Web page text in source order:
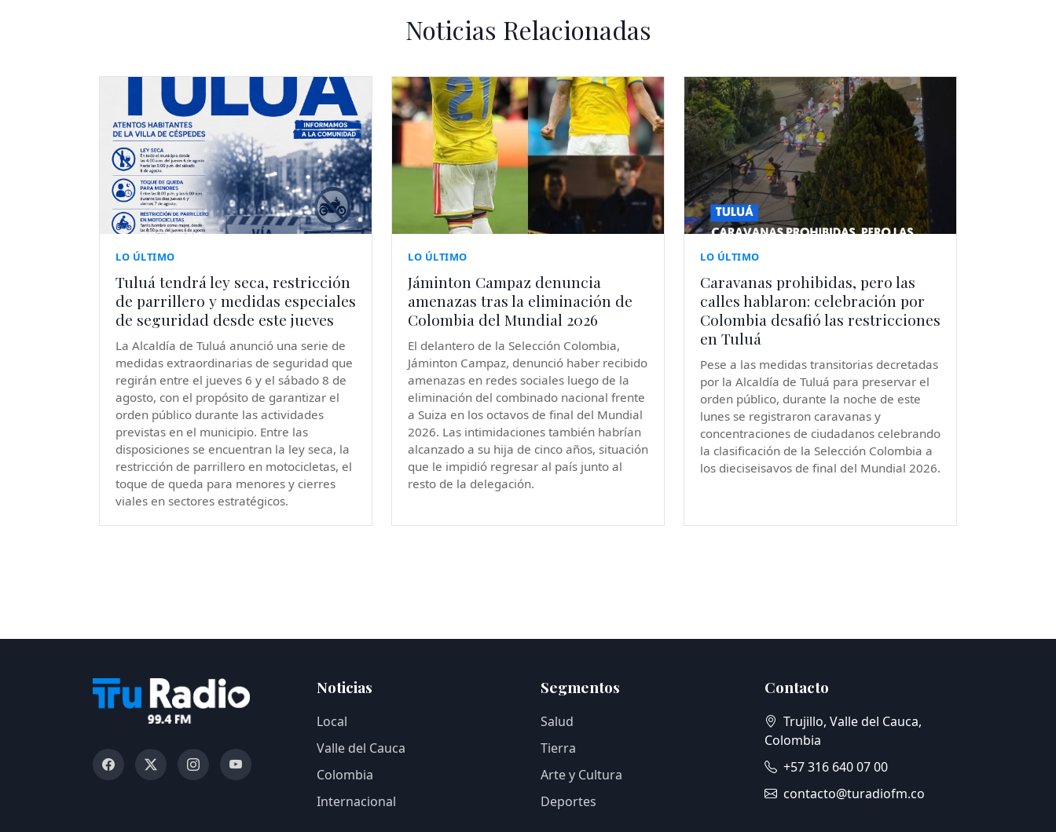
Noticias Relacionadas
LO ÚLTIMO
Tuluá tendrá ley seca, restricción
de parrillero y medidas especiales
de seguridad desde este jueves
La Alcaldía de Tuluá anunció una serie de
medidas extraordinarias de seguridad que
regirán entre el jueves 6 y el sábado 8 de
agosto, con el propósito de garantizar el
orden público durante las actividades
previstas en el municipio. Entre las
disposiciones se encuentran la ley seca, la
restricción de parrillero en motocicletas, el
toque de queda para menores y cierres
viales en sectores estratégicos.
LO ÚLTIMO
Jáminton Campaz denuncia
amenazas tras la eliminación de
Colombia del Mundial 2026
El delantero de la Selección Colombia,
Jáminton Campaz, denunció haber recibido
amenazas en redes sociales luego de la
eliminación del combinado nacional frente
a Suiza en los octavos de final del Mundial
2026. Las intimidaciones también habrían
alcanzado a su hija de cinco años, situación
que le impidió regresar al país junto al
resto de la delegación.
LO ÚLTIMO
Caravanas prohibidas, pero las
calles hablaron: celebración por
Colombia desafió las restricciones
en Tuluá
Pese a las medidas transitorias decretadas
por la Alcaldía de Tuluá para preservar el
orden público, durante la noche de este
lunes se registraron caravanas y
concentraciones de ciudadanos celebrando
la clasificación de la Selección Colombia a
los dieciseisavos de final del Mundial 2026.
Noticias
Local
Valle del Cauca
Colombia
Internacional
Segmentos
Salud
Tierra
Arte y Cultura
Deportes
Contacto
Trujillo, Valle del Cauca,
Colombia
+57 316 640 07 00
contacto@turadiofm.co